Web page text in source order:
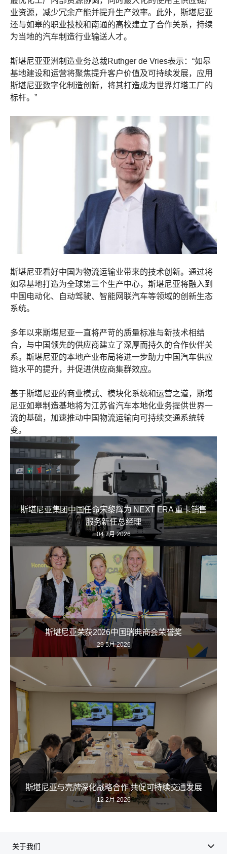
业资源，减少冗余产能并提升生产效率。此外，斯堪尼亚
还与如皋的职业技校和南通的高校建立了合作关系，持续
为当地的汽车制造行业输送人才。
斯堪尼亚亚洲制造业务总裁Ruthger de Vries表示：“如皋
基地建设和运营将聚焦提升客户价值及可持续发展，应用
斯堪尼亚数字化制造创新，将其打造成为世界灯塔工厂的
标杆。”
斯堪尼亚看好中国为物流运输业带来的技术创新。通过将
如皋基地打造为全球第三个生产中心，斯堪尼亚将融入到
中国电动化、自动驾驶、智能网联汽车等领域的创新生态
系统。
多年以来斯堪尼亚一直将严苛的质量标准与新技术相结
合，与中国领先的供应商建立了深厚而持久的合作伙伴关
系。斯堪尼亚的本地产业布局将进一步助力中国汽车供应
链水平的提升，并促进供应商集群效应。
基于斯堪尼亚的商业模式、模块化系统和运营之道，斯堪
尼亚如皋制造基地将为江苏省汽车本地化业务提供世界一
流的基础，加速推动中国物流运输向可持续交通系统转
变。
斯堪尼亚集团中国任命宋黎辉为 NEXT ERA 重卡销售
服务新任总经理
04 7月 2026
斯堪尼亚荣获2026中国瑞典商会荣誉奖
29 5月 2026
斯堪尼亚与壳牌深化战略合作 共促可持续交通发展
12 2月 2026
关于我们